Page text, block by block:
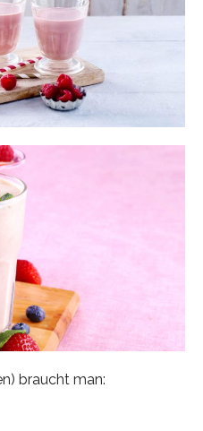
braucht man: